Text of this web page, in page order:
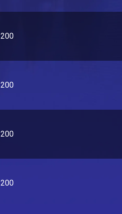
200
200
200
200